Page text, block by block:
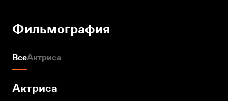
Фильмография
ВсеАктриса
Актриса